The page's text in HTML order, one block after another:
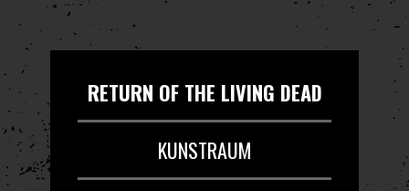
RETURN OF THE LIVING DEAD
KUNSTRAUM